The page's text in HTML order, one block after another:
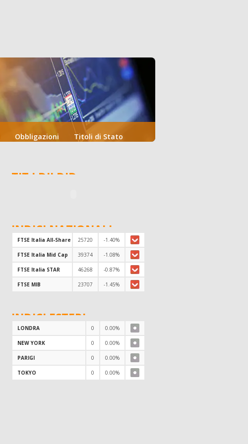
Obbligazioni Titoli di Stato
TIT.I:DJI.DJD
INDICI NAZIONALI
FTSE Italia All-Share 25720 -1.40%
FTSE Italia Mid Cap 39374 -1.08%
FTSE Italia STAR 46268 -0.87%
FTSE MIB 23707 -1.45%
INDICI ESTERI
LONDRA 0 0.00%
NEW YORK 0 0.00%
PARIGI 0 0.00%
TOKYO 0 0.00%